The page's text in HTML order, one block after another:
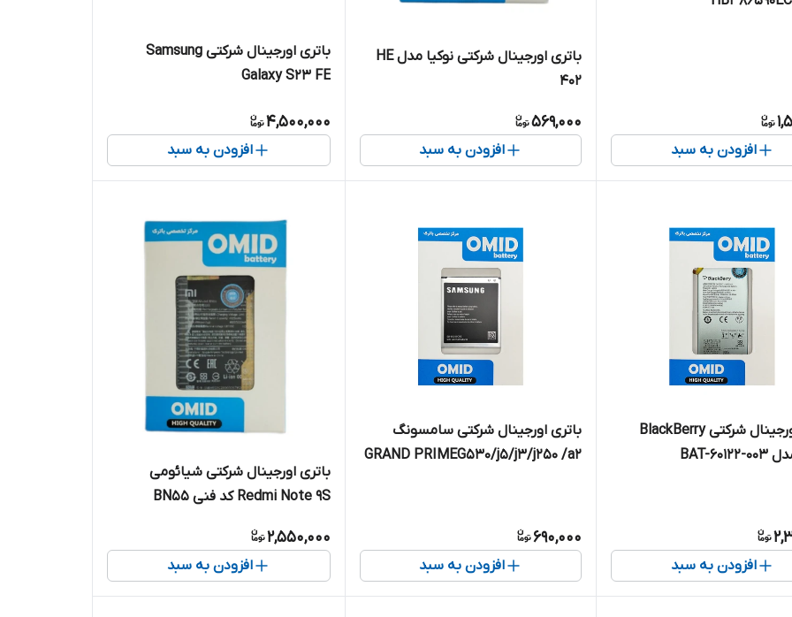
افزودن به سبد
باتری اورجینال شرکتی نوکیا مدل HE
402
569,000
افزودن به سبد
باتری اورجینال شرکتی Samsung
Galaxy S23 FE
4,500,000
افزودن به سبد
باتری اورجینال شرکتی BlackBerry
افزودن به سبد
باتری اورجینال شرکتی سامسونگ
GRAND PRIMEG530/j5/j3/j250 /a2
690,000
افزودن به سبد
باتری اورجینال شرکتی شیائومی
Redmi Note 9S کد فنی BN55
2,550,000
افزودن به سبد